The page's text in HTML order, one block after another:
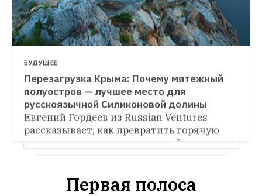
БУДУЩЕЕ
Перезагрузка Крыма: Почему мятежный
полуостров — лучшее место для
русскоязычной Силиконовой долины
Евгений Гордеев из Russian Ventures
рассказывает, как превратить горячую
точку в высокотехнологичный кластер,
Первая полоса